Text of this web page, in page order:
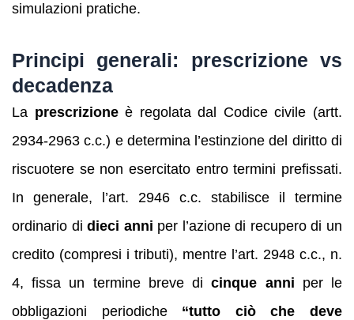
simulazioni pratiche.
Principi generali: prescrizione vs
decadenza
La prescrizioneè regolata dal Codice civile (artt.
2934-2963 c.c.) e determina l’estinzione del diritto di
riscuotere se non esercitato entro termini prefissati.
In generale, l’art. 2946 c.c. stabilisce il termine
ordinario didieci anni per l’azione di recupero di un
credito (compresi i tributi), mentre l’art. 2948 c.c., n.
4, fissa un termine breve dicinque anni per le
obbligazioni periodiche “tutto ciò che deve